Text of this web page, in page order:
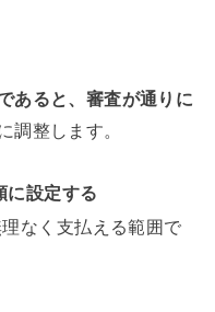
あると、審査が通りに
調整します。
に設定する
なく支払える範囲で